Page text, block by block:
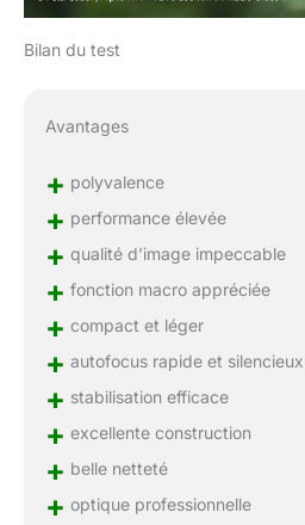
Bilan du test
Avantages
+ polyvalence
+ performance élevée
+ qualité d’image impeccable
+ fonction macro appréciée
+ compact et léger
+ autofocus rapide et silencieux
+ stabilisation efficace
+ excellente construction
+ belle netteté
+ optique professionnelle